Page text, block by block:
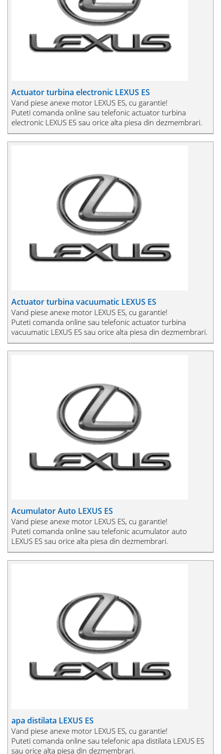
Actuator turbina electronic LEXUS ES
Vand piese anexe motor LEXUS ES, cu garantie!
Puteti comanda online sau telefonic actuator turbina
electronic LEXUS ES sau orice alta piesa din dezmembrari.
Actuator turbina vacuumatic LEXUS ES
Vand piese anexe motor LEXUS ES, cu garantie!
Puteti comanda online sau telefonic actuator turbina
vacuumatic LEXUS ES sau orice alta piesa din dezmembrari.
Acumulator Auto LEXUS ES
Vand piese anexe motor LEXUS ES, cu garantie!
Puteti comanda online sau telefonic acumulator auto
LEXUS ES sau orice alta piesa din dezmembrari.
apa distilata LEXUS ES
Vand piese anexe motor LEXUS ES, cu garantie!
Puteti comanda online sau telefonic apa distilata LEXUS ES
sau orice alta piesa din dezmembrari.